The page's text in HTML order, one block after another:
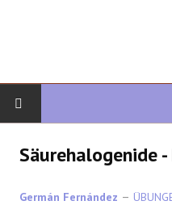
Säurehalogenide
Germán Fernández